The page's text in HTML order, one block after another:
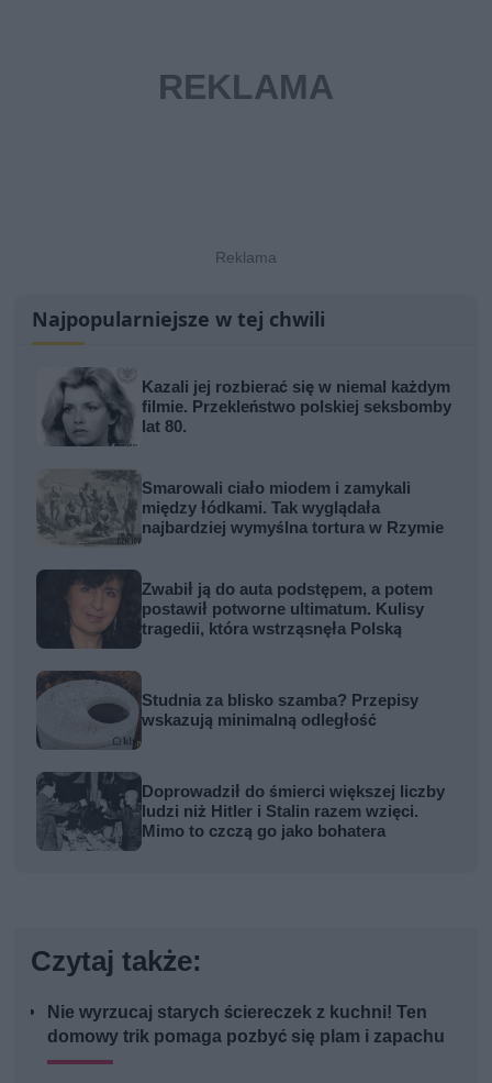
Najpopularniejsze w tej chwili
Kazali jej rozbierać się w niemal każdym
filmie. Przekleństwo polskiej seksbomby
lat 80.
Smarowali ciało miodem i zamykali
między łódkami. Tak wyglądała
najbardziej wymyślna tortura w Rzymie
Zwabił ją do auta podstępem, a potem
postawił potworne ultimatum. Kulisy
tragedii, która wstrząsnęła Polską
Studnia za blisko szamba? Przepisy
wskazują minimalną odległość
Doprowadził do śmierci większej liczby
ludzi niż Hitler i Stalin razem wzięci.
Mimo to czczą go jako bohatera
Czytaj także:
Nie wyrzucaj starych ściereczek z kuchni! Ten
domowy trik pomaga pozbyć się plam i zapachu